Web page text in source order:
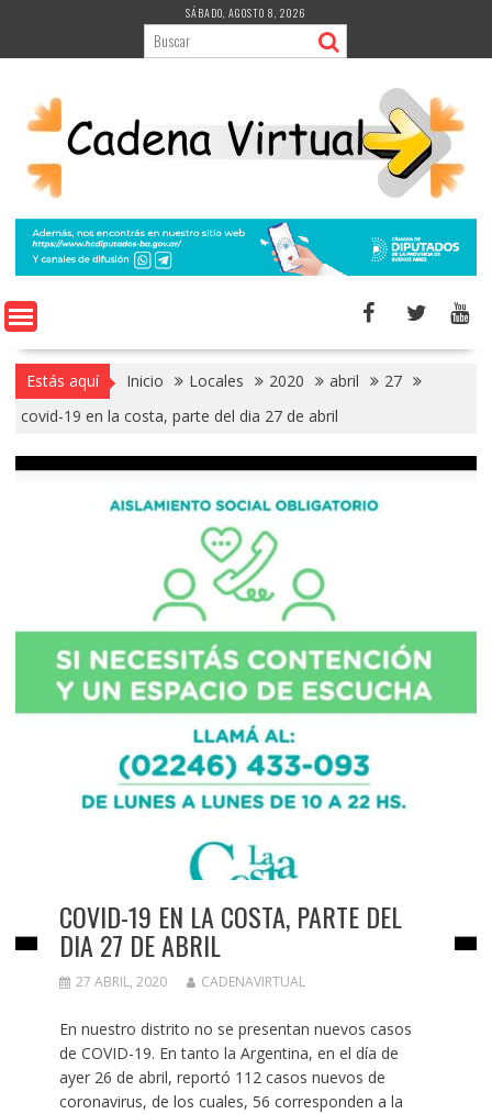
contenido
SÁBADO, AGOSTO 8, 2026
Estás aquí Inicio Locales 2020 abril
27
covid-19 en la costa, parte del dia 27 de abril
COVID-19 EN LA COSTA, PARTE DEL
DIA 27 DE ABRIL
27 ABRIL, 2020 CADENAVIRTUAL
En nuestro distrito no se presentan nuevos casos
de COVID-19. En tanto la Argentina, en el día de
ayer 26 de abril, reportó 112 casos nuevos de
coronavirus, de los cuales, 56 corresponden a la